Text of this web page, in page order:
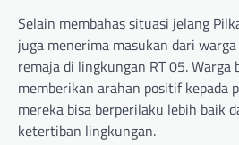
Selain membahas situasi jelang
juga menerima masukan dari
remaja di lingkungan RT 05. Warga
memberikan arahan positif kepada
mereka bisa berperilaku lebih baik
ketertiban lingkungan.